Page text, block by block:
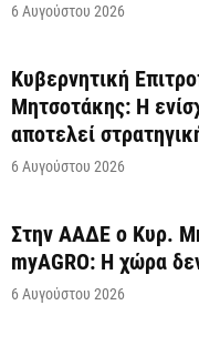
6 Αυγούστου 2026
Κυβερνητική
Μητσοτάκης: Η
αποτελεί
6 Αυγούστου 2026
Στην ΑΑΔΕ ο Κυρ.
myAGRO: Η χώρα
6 Αυγούστου 2026